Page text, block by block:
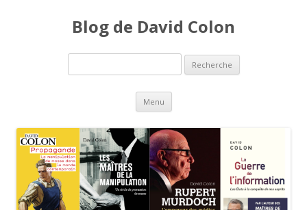
Blog de David Colon
Menu Aller au contenu principal